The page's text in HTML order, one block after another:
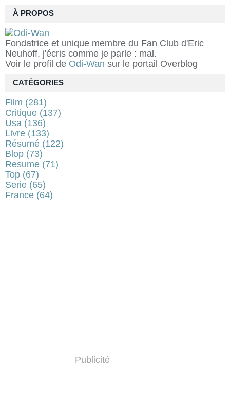
À PROPOS
Fondatrice et unique membre du Fan Club d'Eric
Neuhoff, j'écris comme je parle : mal.
Voir le profil de Odi-Wan sur le portail Overblog
CATÉGORIES
Film (281)
Critique (137)
Usa (136)
Livre (133)
Résumé (122)
Blop (73)
Resume (71)
Top (67)
Serie (65)
France (64)
Publicité